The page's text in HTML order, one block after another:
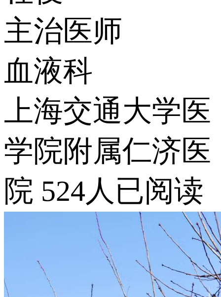
主治医师
血液科
上海交通大学医
学院附属仁济医
院 524人已阅读